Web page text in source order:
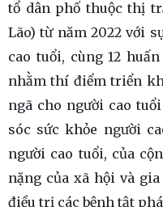
tổ dân phố thuộc thị
Lão) từ năm 2022 với
cao tuổi, cùng 12
nhằm thí điểm triển
ngã cho người cao
sóc sức khỏe người
người cao tuổi, của
nặng của xã hội và
điều trị các bệnh tật